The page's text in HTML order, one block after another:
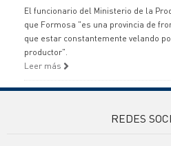
El funcionario del Ministerio de la
que Formosa "es una provincia de
que estar constantemente velando
productor".
Leer más
REDES